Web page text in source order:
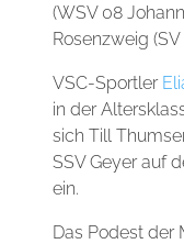
(WSV 08
Rosenzweig
VSC-Sportler
in der
sich Till
SSV Geyer auf
ein.
Das Podest der